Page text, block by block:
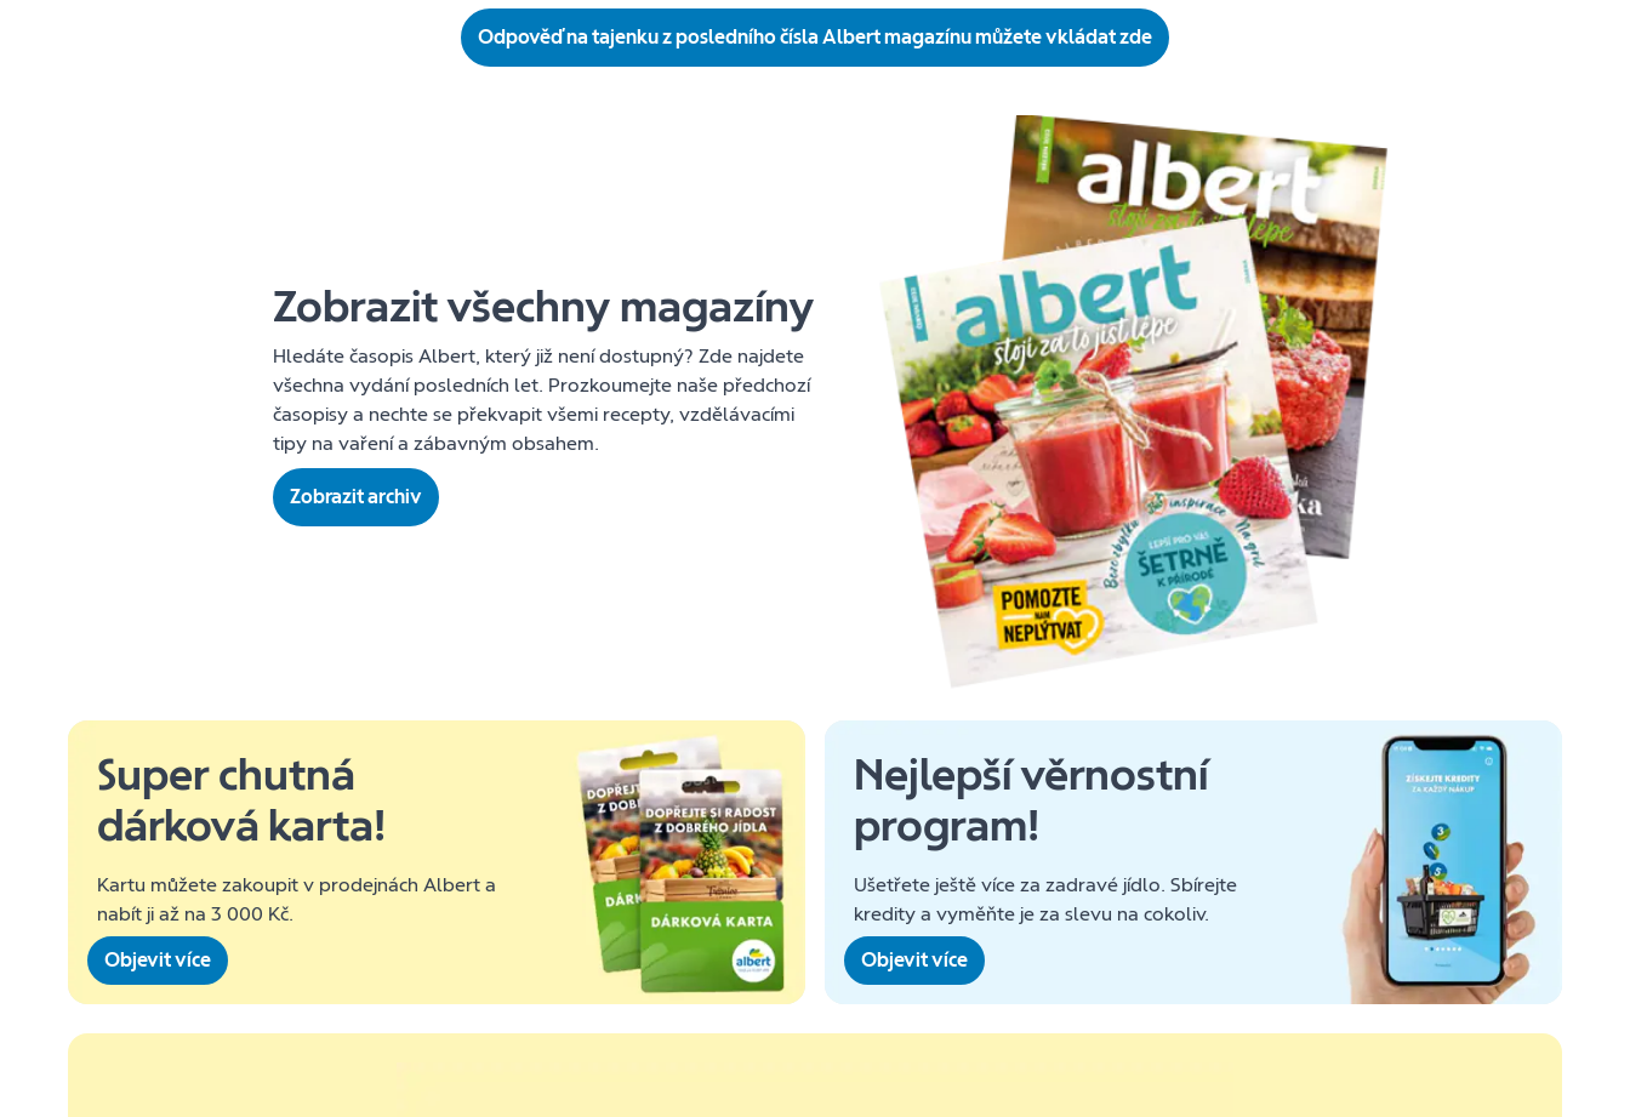
Odpověď na tajenku z posledního čísla Albert magazínu můžete vkládat zde
Zobrazit všechny magazíny
Hledáte časopis Albert, který již není dostupný? Zde najdete
všechna vydání posledních let. Prozkoumejte naše předchozí
časopisy a nechte se překvapit všemi recepty, vzdělávacími
tipy na vaření a zábavným obsahem.
Zobrazit archiv
Super chutná
dárková karta!
Kartu můžete zakoupit v prodejnách Albert a
nabít ji až na 3 000 Kč.
Objevit více
Nejlepší věrnostní
program!
Ušetřete ještě více za zadravé jídlo. Sbírejte
kredity a vyměňte je za slevu na cokoliv.
Objevit více